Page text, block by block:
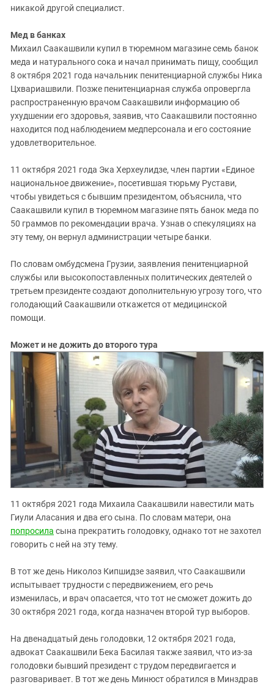
никакой другой специалист.
Мед в банках
Михаил Саакашвили купил в тюремном магазине семь банок
меда и натурального сока и начал принимать пищу, сообщил
8 октября 2021 года начальник пенитенциарной службы Ника
Цхвариашвили. Позже пенитенциарная служба опровергла
распространенную врачом Саакашвили информацию об
ухудшении его здоровья, заявив, что Саакашвили постоянно
находится под наблюдением медперсонала и его состояние
удовлетворительное.
11 октября 2021 года Эка Херхеулидзе, член партии «Единое
национальное движение», посетившая тюрьму Рустави,
чтобы увидеться с бывшим президентом, объяснила, что
Саакашвили купил в тюремном магазине пять банок меда по
50 граммов по рекомендации врача. Узнав о спекуляциях на
эту тему, он вернул администрации четыре банки.
По словам омбудсмена Грузии, заявления пенитенциарной
службы или высокопоставленных политических деятелей о
третьем президенте создают дополнительную угрозу того, что
голодающий Саакашвили откажется от медицинской
помощи.
Может и не дожить до второго тура
11 октября 2021 года Михаила Саакашвили навестили мать
Гиули Аласания и два его сына. По словам матери, она
попросила сына прекратить голодовку, однако тот не захотел
говорить с ней на эту тему.
В тот же день Николоз Кипшидзе заявил, что Саакашвили
испытывает трудности с передвижением, его речь
изменилась, и врач опасается, что тот не сможет дожить до
30 октября 2021 года, когда назначен второй тур выборов.
На двенадцатый день голодовки, 12 октября 2021 года,
адвокат Саакашвили Бека Басилая также заявил, что из-за
голодовки бывший президент с трудом передвигается и
разговаривает. В тот же день Минюст обратился в Минздрав